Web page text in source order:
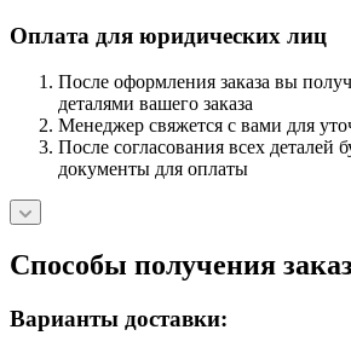
Оплата для юридических лиц
После оформления заказа вы
деталями вашего заказа
Менеджер свяжется с вами для
После согласования всех деталей
документы для оплаты
Способы получения
Варианты доставки: